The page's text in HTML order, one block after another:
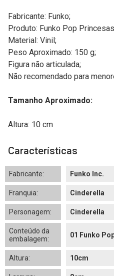
Fabricante: Funko;
Produto: Funko Pop
Material: Vinil;
Peso Aproximado: 150 g;
Figura não articulada;
Não recomendado para
Tamanho Aproximado:
Altura: 10 cm
Características
Fabricante: Funko Inc.
Franquia: Cinderella
Personagem: Cinderella
Conteúdo da
embalagem:
01 Funko
Altura: 10cm